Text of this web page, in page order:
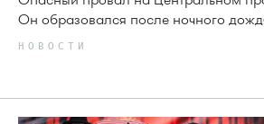
Он образовался после ночного
НОВОСТИ